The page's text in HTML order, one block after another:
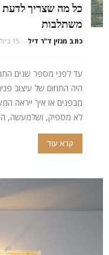
כל מה שצריך לדעת
משתלבות
כתב מגזין ד"ר דיל - 15 ביולי 2024
עד לפני מספר שנים
היה התחום של עיצוב
מבפנים או איך ייראה
לא מספיק, ושלמעשה,
קרא עוד